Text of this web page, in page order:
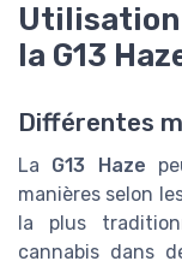
Utilisation
la G13
Différentes
La G13 Haze
manières selon
la plus
cannabis dans